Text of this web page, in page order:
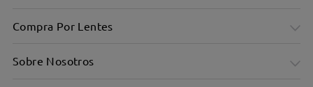
Compra Por Lentes
Sobre Nosotros